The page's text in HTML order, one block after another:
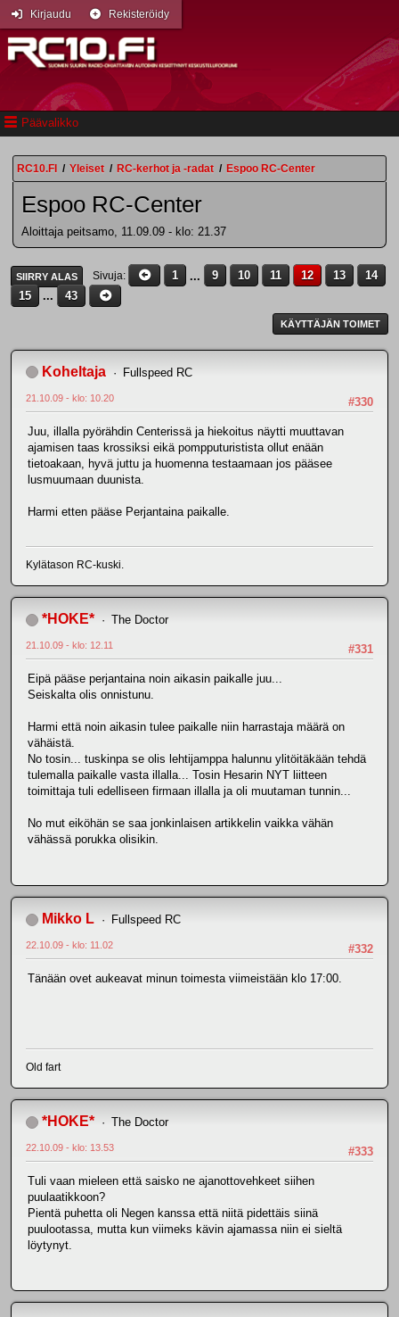
Päävalikko
Kirjaudu Rekisteröidy
RC10.FI / Yleiset / RC-kerhot ja -radat / Espoo RC-Center
Espoo RC-Center
Aloittaja peitsamo, 11.09.09 - klo: 21.37
SIIRRY ALAS Sivuja 1 ... 9 10 11 12 13
14
15
... 43
KÄYTTÄJÄN TOIMET
Koheltaja Fullspeed RC
#330
21.10.09 - klo: 10.20
Juu, illalla pyörähdin Centerissä ja hiekoitus näytti muuttavan
ajamisen taas krossiksi eikä pompputuristista ollut enään
tietoakaan, hyvä juttu ja huomenna testaamaan jos pääsee
lusmuumaan duunista.
Harmi etten pääse Perjantaina paikalle.
Kylätason RC-kuski.
*HOKE* The Doctor
#331
21.10.09 - klo: 12.11
Eipä pääse perjantaina noin aikasin paikalle juu...
Seiskalta olis onnistunu.
Harmi että noin aikasin tulee paikalle niin harrastaja määrä on
vähäistä.
No tosin... tuskinpa se olis lehtijamppa halunnu ylitöitäkään tehdä
tulemalla paikalle vasta illalla... Tosin Hesarin NYT liitteen
toimittaja tuli edelliseen firmaan illalla ja oli muutaman tunnin...
No mut eiköhän se saa jonkinlaisen artikkelin vaikka vähän
vähässä porukka olisikin.
Mikko L Fullspeed RC
#332
22.10.09 - klo: 11.02
Tänään ovet aukeavat minun toimesta viimeistään klo 17:00.
Old fart
*HOKE* The Doctor
#333
22.10.09 - klo: 13.53
Tuli vaan mieleen että saisko ne ajanottovehkeet siihen
puulaatikkoon?
Pientä puhetta oli Negen kanssa että niitä pidettäis siinä
puulootassa, mutta kun viimeks kävin ajamassa niin ei sieltä
löytynyt.